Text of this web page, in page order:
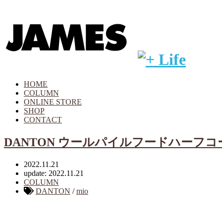
HOME
COLUMN
ONLINE STORE
SHOP
CONTACT
DANTON ウールパイルフードハーフコ
2022.11.21
update: 2022.11.21
COLUMN
DANTON /mio